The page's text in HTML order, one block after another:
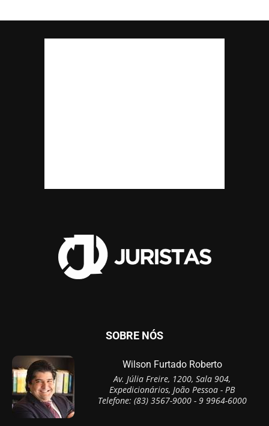
SOBRE NÓS
Wilson Furtado Roberto
Av. Júlia Freire, 1200, Sala 904,
Expedicionários, João Pessoa - PB
Telefone: (83) 3567-9000 - 9 9964-6000